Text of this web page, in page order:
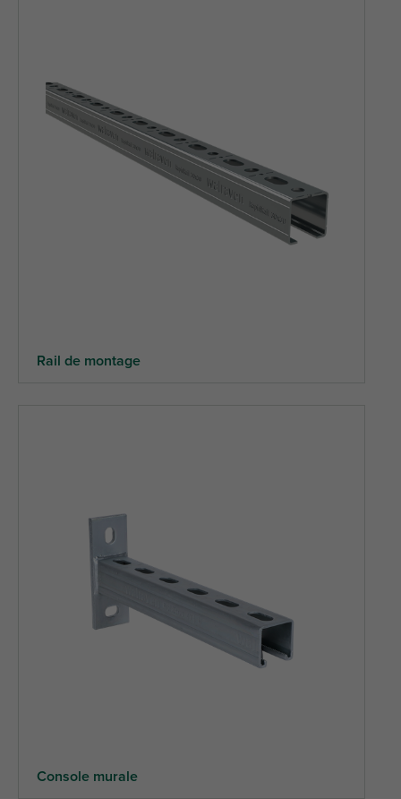
Rail de montage
Console murale